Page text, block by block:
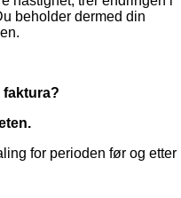
beholder dermed din
faktura?
for perioden før og etter